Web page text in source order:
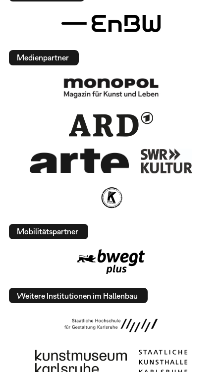
Medienpartner
Mobilitätspartner
Weitere Institutionen im Hallenbau